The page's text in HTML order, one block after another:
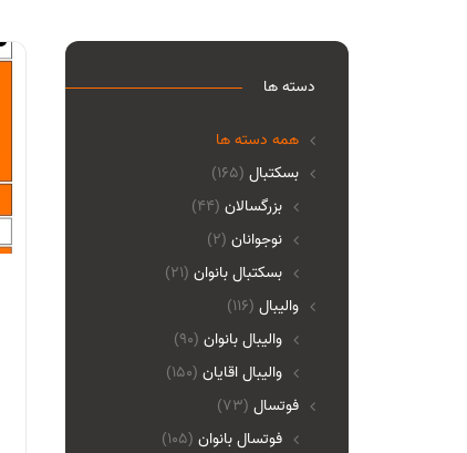
دسته ها
همه دسته ها
(165) بسکتبال
بزرگسالان (44)
نوجوانان (2)
بسکتبال بانوان (21)
(116) والیبال
واليبال بانوان (90)
واليبال اقايان (150)
(73) فوتسال
فوتسال بانوان (105)